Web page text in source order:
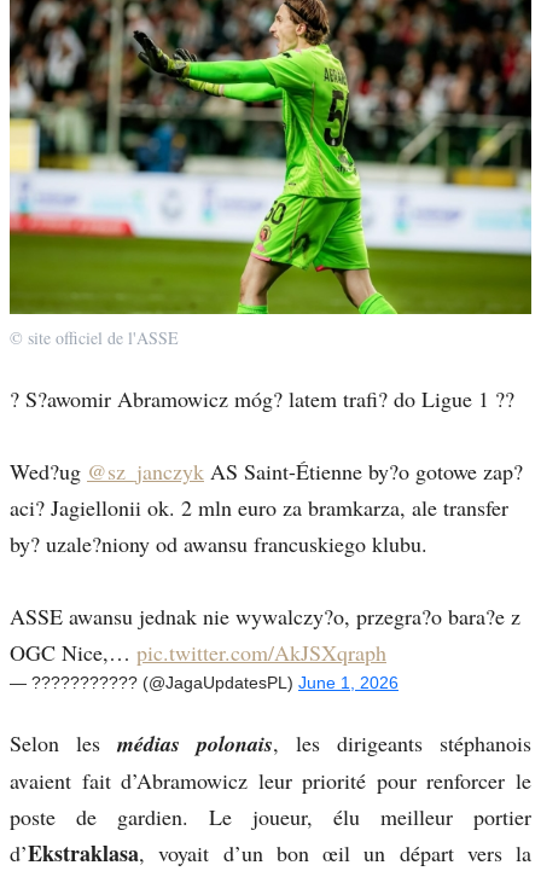
© site officiel de l'ASSE
? S?awomir Abramowicz móg? latem trafi? do Ligue 1 ??
Wed?ug @sz_janczyk AS Saint-Étienne by?o gotowe zap?
aci? Jagiellonii ok. 2 mln euro za bramkarza, ale transfer
by? uzale?niony od awansu francuskiego klubu.
ASSE awansu jednak nie wywalczy?o, przegra?o bara?e z
OGC Nice,… pic.twitter.com/AkJSXqraph
— ??????????? (@JagaUpdatesPL) June 1, 2026
Selon les médias polonais, les dirigeants stéphanois
avaient fait d’Abramowicz leur priorité pour renforcer le
poste de gardien. Le joueur, élu meilleur portier
d’Ekstraklasa, voyait d’un bon œil un départ vers la